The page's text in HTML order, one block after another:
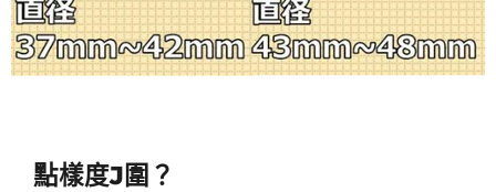
點樣度J圍？